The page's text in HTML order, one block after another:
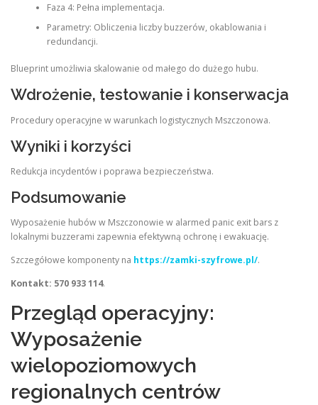
Faza 4: Pełna implementacja.
Parametry: Obliczenia liczby buzzerów, okablowania i
redundancji.
Blueprint umożliwia skalowanie od małego do dużego hubu.
Wdrożenie, testowanie i konserwacja
Procedury operacyjne w warunkach logistycznych Mszczonowa.
Wyniki i korzyści
Redukcja incydentów i poprawa bezpieczeństwa.
Podsumowanie
Wyposażenie hubów w Mszczonowie w alarmed panic exit bars z
lokalnymi buzzerami zapewnia efektywną ochronę i ewakuację.
Szczegółowe komponenty na https://zamki-szyfrowe.pl/.
Kontakt: 570 933 114.
Przegląd operacyjny:
Wyposażenie
wielopoziomowych
regionalnych centrów